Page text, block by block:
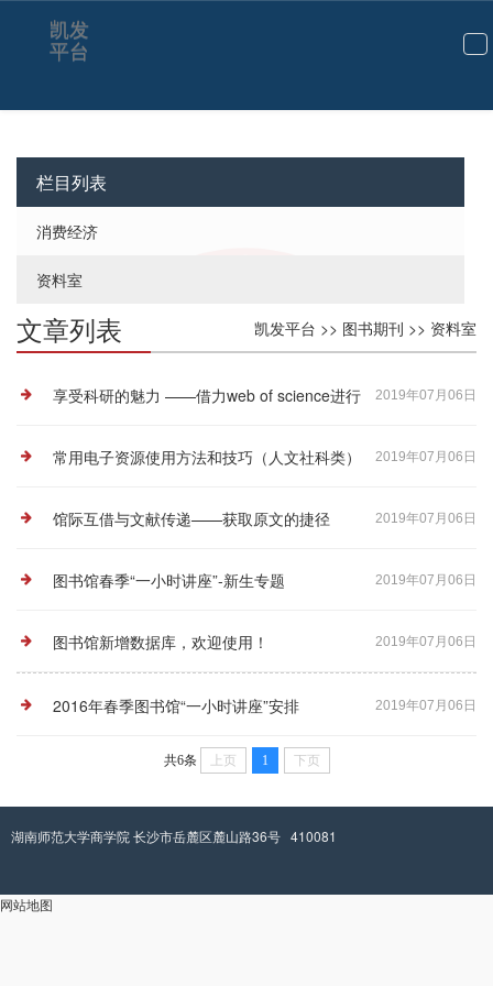
资料室-凯发平台
切
航
凯发
平台
栏目列表
消费经济
资料室
凯发平台 >> 图书期刊 >> 资料室
文章列表
2019年07月06日
享受科研的魅力 ——借力web of science进行
创新性科学研究 2019年07月06日
常用电子资源使用方法和技巧（人文社科类）
2019年07月06日
馆际互借与文献传递——获取原文的捷径
2019年07月06日
图书馆春季“一小时讲座”-新生专题
2019年07月06日
图书馆新增数据库，欢迎使用！
2019年07月06日
2016年春季图书馆“一小时讲座”安排
共6条 上页 1 下页
湖南师范大学商学院 长沙市岳麓区麓山路36号 410081
网站地图